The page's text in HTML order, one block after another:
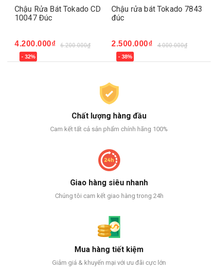
Chậu Rửa Bát Tokado CD
10047 Đúc
4.200.000₫ 6.200.000₫
- 32%
Chậu rửa bát Tokado 7843
đúc
2.500.000₫ 4.000.000₫
- 38%
Chất lượng hàng đầu
Cam kết tất cả sản phẩm chính hãng 100%
Giao hàng siêu nhanh
Chúng tôi cam kết giao hàng trong 24h
Mua hàng tiết kiệm
Giảm giá & khuyến mại với ưu đãi cực lớn